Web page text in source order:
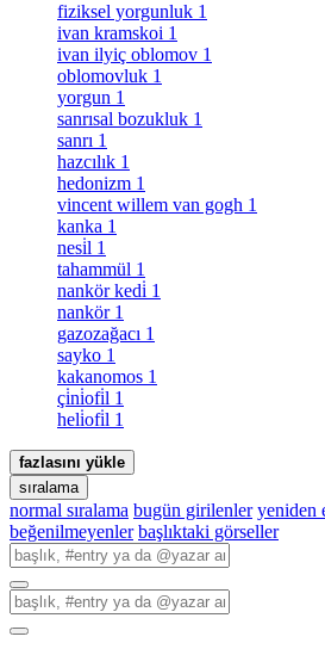
fiziksel yorgunluk 1
ivan kramskoi 1
ivan ilyiç oblomov 1
oblomovluk 1
yorgun 1
sanrısal bozukluk 1
sanrı 1
hazcılık 1
hedonizm 1
vincent willem van gogh 1
kanka 1
nesi̇l 1
tahammül 1
nankör kedi̇ 1
nankör 1
gazozağacı 1
sayko 1
kakanomos 1
çi̇ni̇ofi̇l 1
heli̇ofi̇l 1
fazlasını yükle
sıralama
normal sıralama bugün girilenler yeniden
beğenilmeyenler başlıktaki görseller